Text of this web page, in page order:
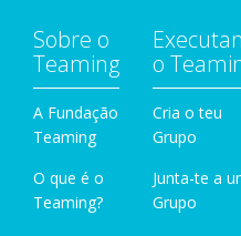
Sobre o
Teaming
A Fundação
Teaming
O que é o
Teaming?
o
Cria o teu
Grupo
Junta-te a
Grupo